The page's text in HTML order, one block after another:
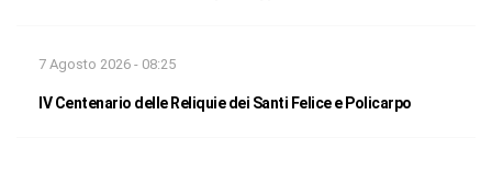
7 Agosto 2026 - 08:25
IV Centenario delle Reliquie dei Santi Felice e Policarpo